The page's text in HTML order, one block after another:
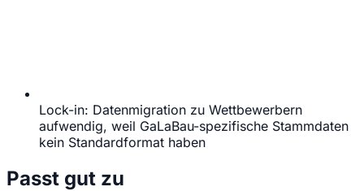
Lock-in: Datenmigration zu Wettbewerbern
aufwendig, weil GaLaBau-spezifische Stammdaten
kein Standardformat haben
Passt gut zu